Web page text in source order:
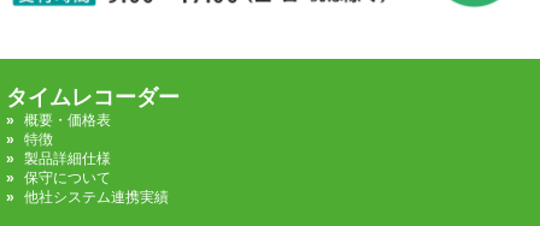
タイムレコーダー
概要・価格表
特徴
製品詳細仕様
保守について
他社システム連携実績